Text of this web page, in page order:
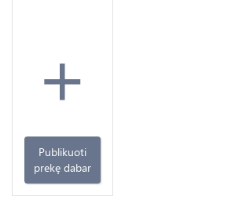
+
Publikuoti
prekę dabar